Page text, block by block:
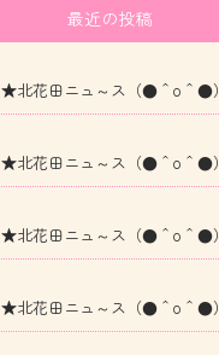
最近の投稿
★北花田ニュ～ス（●＾o＾●）
★北花田ニュ～ス（●＾o＾●）
★北花田ニュ～ス（●＾o＾●）
★北花田ニュ～ス（●＾o＾●）